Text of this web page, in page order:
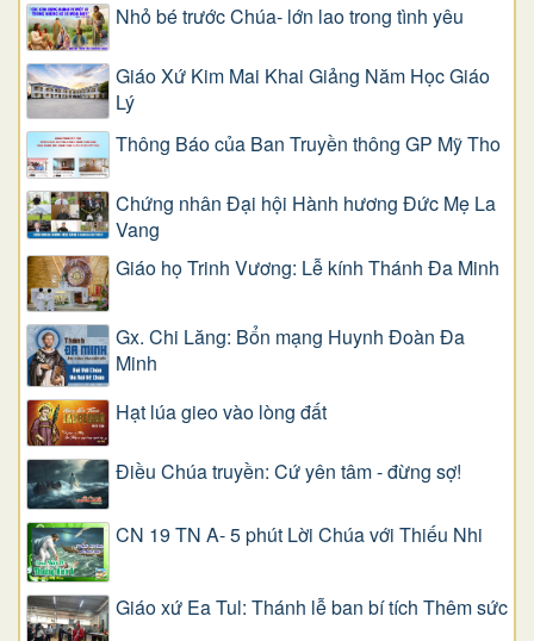
Nhỏ bé trước Chúa- lớn lao trong tình yêu
Giáo Xứ Kim Mai Khai Giảng Năm Học Giáo
Lý
Thông Báo của Ban Truyền thông GP Mỹ Tho
Chứng nhân Đại hội Hành hương Đức Mẹ La
Vang
Giáo họ Trinh Vương: Lễ kính Thánh Đa Minh
Gx. Chi Lăng: Bổn mạng Huynh Đoàn Đa
Minh
Hạt lúa gieo vào lòng đất
Điều Chúa truyền: Cứ yên tâm - đừng sợ!
CN 19 TN A- 5 phút Lời Chúa với Thiếu Nhi
Giáo xứ Ea Tul: Thánh lễ ban bí tích Thêm sức